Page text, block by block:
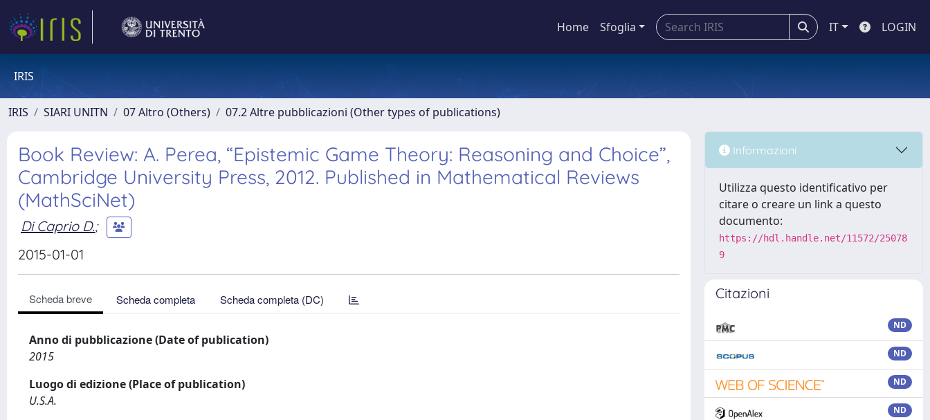
Home Sfoglia IT LOGIN
IRIS
IRIS SIARI UNITN 07 Altro (Others) 07.2 Altre pubblicazioni (Other types of publications)
Book Review: A. Perea, “Epistemic Game Theory: Reasoning and Choice”,
Cambridge University Press, 2012. Published in Mathematical Reviews
(MathSciNet)
Di Caprio D.;
2015-01-01
Scheda breve Scheda completa Scheda completa (DC)
Anno di pubblicazione (Date of publication)
2015
Luogo di edizione (Place of publication)
U.S.A.
Informazioni
Utilizza questo identificativo per
citare o creare un link a questo
documento:
https://hdl.handle.net/11572/25078
9
Citazioni
ND
ND
ND
ND